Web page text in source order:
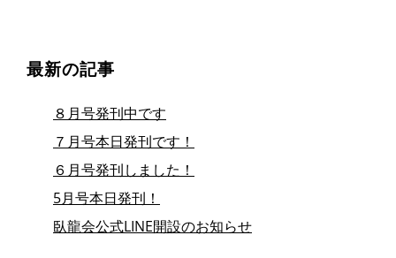
最新の記事
８月号発刊中です
７月号本日発刊です！
６月号発刊しました！
5月号本日発刊！
臥龍会公式LINE開設のお知らせ